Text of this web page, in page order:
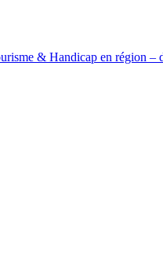
& Handicap en région –